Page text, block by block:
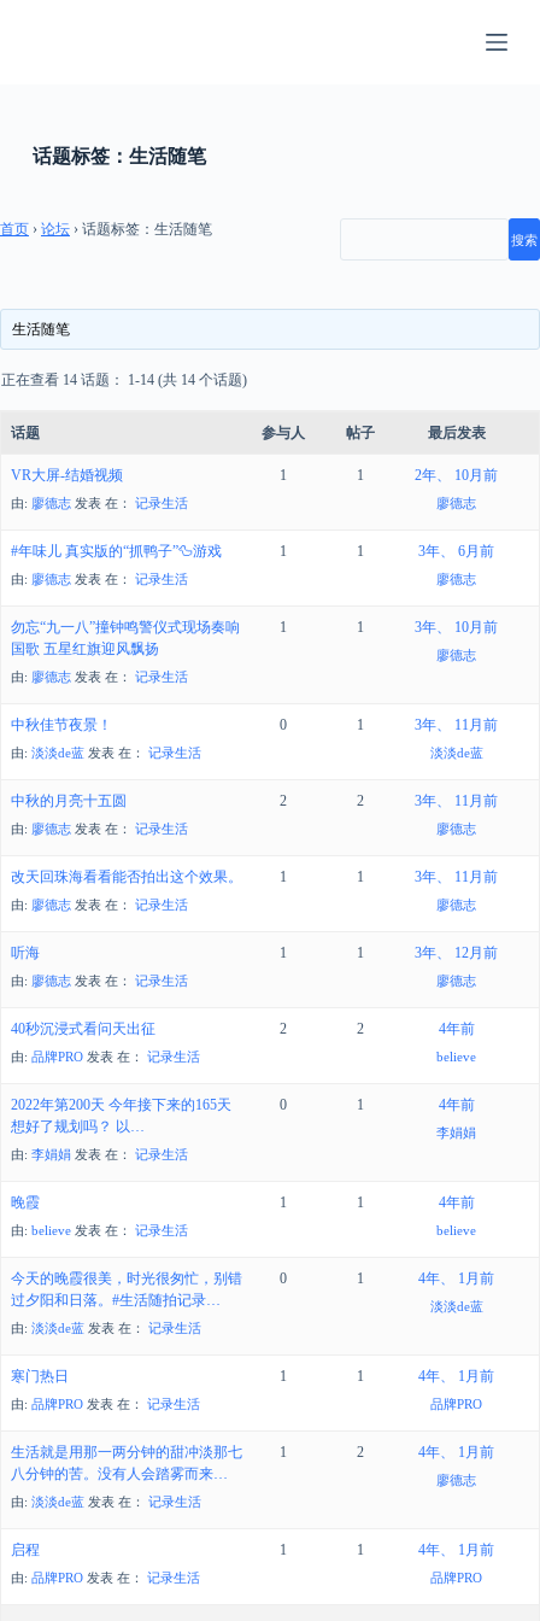
话题标签：生活随笔
首页 › 论坛 › 话题标签：生活随笔
生活随笔
正在查看 14 话题： 1-14 (共 14 个话题)
话题 参与人 帖子 最后发表
VR大屏-结婚视频
由: 廖德志 发表 在： 记录生活
1 1 2年、 10月前
廖德志
#年味儿 真实版的“抓鸭子”🦆游戏
由: 廖德志 发表 在： 记录生活
1 1 3年、 6月前
廖德志
勿忘“九一八”撞钟鸣警仪式现场奏响
国歌 五星红旗迎风飘扬
由: 廖德志 发表 在： 记录生活
1 1 3年、 10月前
廖德志
中秋佳节夜景！
由: 淡淡de蓝 发表 在： 记录生活
0 1 3年、 11月前
淡淡de蓝
中秋的月亮十五圆
由: 廖德志 发表 在： 记录生活
2 2 3年、 11月前
廖德志
改天回珠海看看能否拍出这个效果。
由: 廖德志 发表 在： 记录生活
1 1 3年、 11月前
廖德志
听海
由: 廖德志 发表 在： 记录生活
1 1 3年、 12月前
廖德志
40秒沉浸式看问天出征
由: 品牌PRO 发表 在： 记录生活
2 2 4年前
believe
2022年第200天 今年接下来的165天
想好了规划吗？ 以…
由: 李娟娟 发表 在： 记录生活
0 1 4年前
李娟娟
晚霞
由: believe 发表 在： 记录生活
1 1 4年前
believe
今天的晚霞很美，时光很匆忙，别错
过夕阳和日落。#生活随拍记录…
由: 淡淡de蓝 发表 在： 记录生活
0 1 4年、 1月前
淡淡de蓝
寒门热日
由: 品牌PRO 发表 在： 记录生活
1 1 4年、 1月前
品牌PRO
生活就是用那一两分钟的甜冲淡那七
八分钟的苦。没有人会踏雾而来…
由: 淡淡de蓝 发表 在： 记录生活
1 2 4年、 1月前
廖德志
启程
由: 品牌PRO 发表 在： 记录生活
1 1 4年、 1月前
品牌PRO